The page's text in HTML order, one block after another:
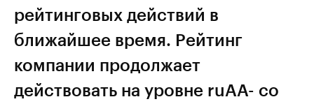
рейтинговых действий в
ближайшее время. Рейтинг
компании продолжает
действовать на уровне ruAА- со